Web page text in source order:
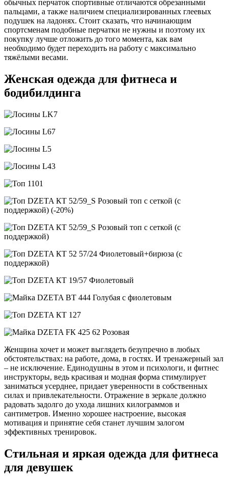
обычных перчаток спортивные отличаются обрезанными
пальцами, а также наличием специализированных глеевых
подушек на ладонях. Стоит сказать, что начинающим
спортсменам подобные перчатки не нужны и поэтому их
покупку лучше отложить до того момента, как вам
необходимо будет переходить на работу с максимально
тяжёлыми весами.
Женская одежда для фитнеса и
бодибилдинга
Женщина хочет и может выглядеть безупречно в любых
обстоятельствах: на работе, дома, в гостях. И тренажерный зал
– не исключение. Единодушны в этом и психологи, и фитнес
инструкторы, ведь красивая и модная форма стимулирует
заниматься усерднее, придает уверенности в собственных
силах и привлекательности. Отражение в зеркале должно
радовать задолго до ухода лишних килограммов и
сантиметров. Именно хорошее настроение, высокая
мотивация и принятие себя станет лучшим залогом
эффективных тренировок.
Стильная и яркая одежда для фитнеса
для девушек